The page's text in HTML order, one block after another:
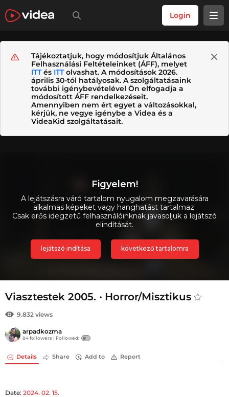
Login
Tájékoztatjuk, hogy módosítjuk Általános
Felhasználási Feltételeinket (ÁFF), melyet
ITTés ITTolvashat. A módosítások 2026.
április 30-tól hatályosak. A szolgáltatásaink
további igénybevételével Ön elfogadja a
módosított ÁFF rendelkezéseit.
Amennyiben nem ért egyet a változásokkal,
kérjük, ne vegye igénybe a Videa és a
VideaKid szolgáltatásait.
Viasztestek 2005. ‧ Horror/Misztikus
9.832 views
arpadkozma
84 followers | Followed:
Details Share Add to Report
Date: 2024. 02. 15.